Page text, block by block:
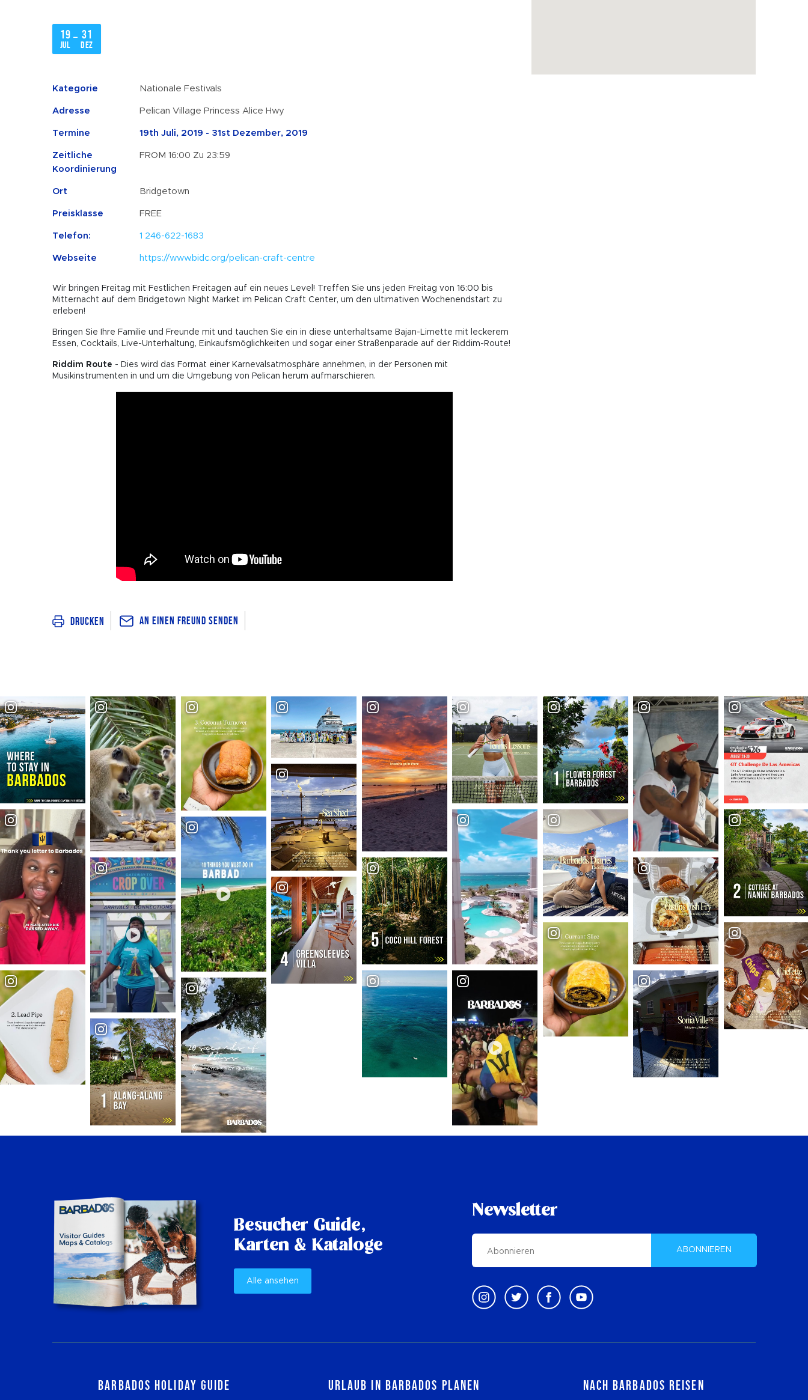
19
Jul
– 31
Dez
Kategorie Nationale Festivals
Adresse Pelican Village Princess Alice Hwy
Termine 19th Juli, 2019 - 31st Dezember, 2019
Zeitliche
Koordinierung
FROM 16:00 Zu 23:59
Ort Bridgetown
Preisklasse FREE
Telefon: 1 246-622-1683
Webseite https://www.bidc.org/pelican-craft-centre
Wir bringen Freitag mit Festlichen Freitagen auf ein neues Level! Treffen Sie uns jeden Freitag von 16:00 bis
Mitternacht auf dem Bridgetown Night Market im Pelican Craft Center, um den ultimativen Wochenendstart zu
erleben!
Bringen Sie Ihre Familie und Freunde mit und tauchen Sie ein in diese unterhaltsame Bajan-Limette mit leckerem
Essen, Cocktails, Live-Unterhaltung, Einkaufsmöglichkeiten und sogar einer Straßenparade auf der Riddim-Route!
Riddim Route - Dies wird das Format einer Karnevalsatmosphäre annehmen, in der Personen mit
Musikinstrumenten in und um die Umgebung von Pelican herum aufmarschieren.
Drucken An einen Freund senden
Besucher Guide,
Karten & Kataloge
Alle ansehen
Newsletter
ABONNIEREN
Barbados Holiday Guide Urlaub in Barbados planen Nach Barbados reisen